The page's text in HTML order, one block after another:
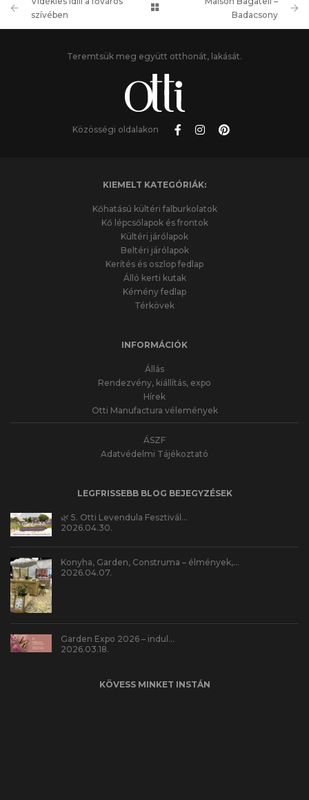
szívében
Badacsony
Teremtsük meg együtt otthonát, lakását.
Közösségi oldalakon
KIEMELT KATEGÓRIÁK:
Kőhatású kültéri falburkolatok
Kő lépcsőlapok és frontok
Kültéri járólapok
Beltéri járólapok
Kerítés és oszlop fedlap
Álló kerti kutak
Kémény fedlap
Térkövek
INFORMÁCIÓK
Állás
Rendezvény, kiállítás, expo
Hírek
Otti Manufactura vélemények
ÁSZF
Adatvédelmi Tájékoztató
LEGFRISSEBB BLOG BEJEGYZÉSEK
🌿 5. Otti Levendula Fesztivál…
2026.04.30.
Konyha, Garden, Construma – élmények,…
2026.04.07.
Garden Expo 2026 – indul…
2026.03.18.
KÖVESS MINKET INSTÁN